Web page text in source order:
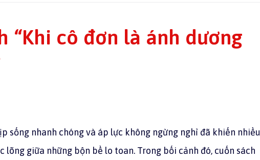
“Khi cô đơn là ánh dương
sống nhanh chóng và áp lực không ngừng nghỉ đã khiến nhiều
lõng giữa những bộn bề lo toan. Trong bối cảnh đó, cuốn sách